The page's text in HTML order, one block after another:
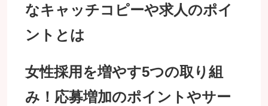
なキャッチコピーや求人のポイ
ントとは
女性採用を増やす5つの取り組
み！応募増加のポイントやサー